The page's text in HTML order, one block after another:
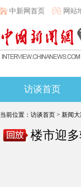
中新网首页 网站
访谈首页
当前位置： 访谈首页 > 新闻大
楼市迎